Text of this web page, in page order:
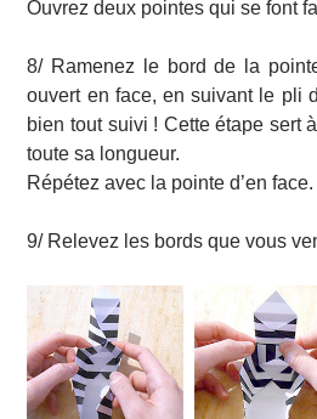
Ouvrez deux pointes qui se font
8/ Ramenez le bord de la
ouvert en face, en suivant le pli
bien tout suivi ! Cette étape sert
toute sa longueur.
Répétez avec la pointe d’en face.
9/ Relevez les bords que vous